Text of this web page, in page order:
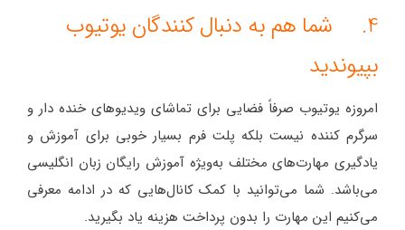
4. شما هم به دنبال کنندگان یوتیوب
بپیوندید
امروزه یوتیوب صرفاً فضایی برای تماشای ویدیوهای خنده دار و
سرگرم کننده نیست بلکه پلت فرم بسیار خوبی برای آموزش و
یادگیری مهارت‌های مختلف به‌ویژه آموزش رایگان زبان انگلیسی
می‌باشد. شما می‌توانید با کمک کانال‌هایی که در ادامه معرفی
می‌کنیم این مهارت را بدون پرداخت هزینه یاد بگیرید.